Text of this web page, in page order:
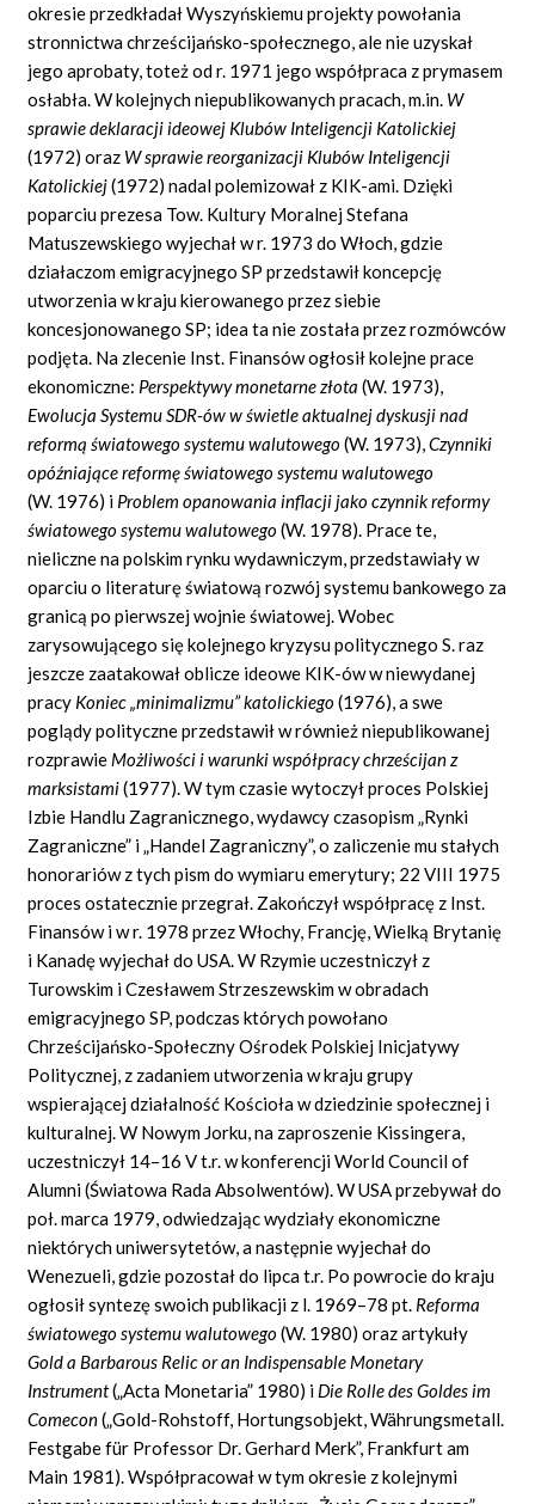
okresie przedkładał Wyszyńskiemu projekty powołania
stronnictwa chrześcijańsko-społecznego, ale nie uzyskał
jego aprobaty, toteż od r. 1971 jego współpraca z prymasem
osłabła. W kolejnych niepublikowanych pracach, m.in. W
sprawie deklaracji ideowej Klubów Inteligencji Katolickiej
(1972) oraz W sprawie reorganizacji Klubów Inteligencji
Katolickiej(1972) nadal polemizował z KIK-ami. Dzięki
poparciu prezesa Tow. Kultury Moralnej Stefana
Matuszewskiego wyjechał w r. 1973 do Włoch, gdzie
działaczom emigracyjnego SP przedstawił koncepcję
utworzenia w kraju kierowanego przez siebie
koncesjonowanego SP; idea ta nie została przez rozmówców
podjęta. Na zlecenie Inst. Finansów ogłosił kolejne prace
ekonomiczne: Perspektywy monetarne złota(W. 1973),
Ewolucja Systemu SDR-ów wświetle aktualnej dyskusji nad
reformą światowego systemu walutowego(W. 1973),Czynniki
opóźniające reformęświatowego systemu walutowego
(W. 1976) i Problem opanowania inflacji jako czynnik reformy
światowego systemu walutowego(W. 1978). Prace te,
nieliczne na polskim rynku wydawniczym, przedstawiały w
oparciu o literaturę światową rozwój systemu bankowego za
granicą po pierwszej wojnie światowej. Wobec
zarysowującego się kolejnego kryzysu politycznego S. raz
jeszcze zaatakował oblicze ideowe KIK-ów w niewydanej
pracy Koniec„minimalizmu”katolickiego(1976), a swe
poglądy polityczne przedstawił w również niepublikowanej
rozprawie Możliwości i warunki współpracy chrześcijan z
marksistami(1977). W tym czasie wytoczył proces Polskiej
Izbie Handlu Zagranicznego, wydawcy czasopism „Rynki
Zagraniczne” i „Handel Zagraniczny”, o zaliczenie mu stałych
honorariów z tych pism do wymiaru emerytury; 22 VIII 1975
proces ostatecznie przegrał. Zakończył współpracę z Inst.
Finansów i w r. 1978 przez Włochy, Francję, Wielką Brytanię
i Kanadę wyjechał do USA. W Rzymie uczestniczył z
Turowskim i Czesławem Strzeszewskim w obradach
emigracyjnego SP, podczas których powołano
Chrześcijańsko-Społeczny Ośrodek Polskiej Inicjatywy
Politycznej, z zadaniem utworzenia w kraju grupy
wspierającej działalność Kościoła w dziedzinie społecznej i
kulturalnej. W Nowym Jorku, na zaproszenie Kissingera,
uczestniczył 14–16 V t.r. w konferencji World Council of
Alumni (Światowa Rada Absolwentów). W USA przebywał do
poł. marca 1979, odwiedzając wydziały ekonomiczne
niektórych uniwersytetów, a następnie wyjechał do
Wenezueli, gdzie pozostał do lipca t.r. Po powrocie do kraju
ogłosił syntezę swoich publikacji z l. 1969–78 pt. Reforma
światowego systemu walutowego(W. 1980) oraz artykuły
Gold a Barbarous Relic or an Indispensable Monetary
Instrument(„Acta Monetaria” 1980) i Die Rolle des Goldes im
Comecon(„Gold-Rohstoff, Hortungsobjekt, Währungsmetall.
Festgabe für Professor Dr. Gerhard Merk”, Frankfurt am
Main 1981). Współpracował w tym okresie z kolejnymi